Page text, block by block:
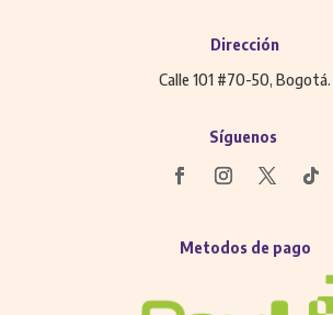
Dirección
Calle 101 #70-50, Bogotá.
Síguenos
Metodos de pago